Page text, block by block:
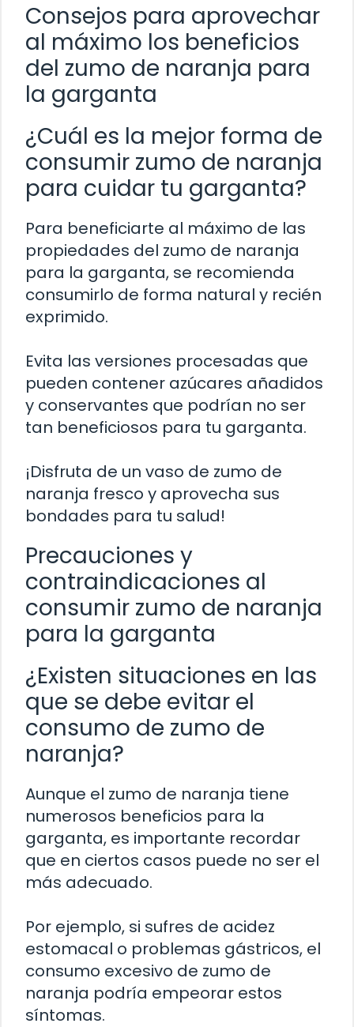
Consejos para aprovechar
al máximo los beneficios
del zumo de naranja para
la garganta
¿Cuál es la mejor forma de
consumir zumo de naranja
para cuidar tu garganta?
Para beneficiarte al máximo de las
propiedades del zumo de naranja
para la garganta, se recomienda
consumirlo de forma natural y recién
exprimido.
Evita las versiones procesadas que
pueden contener azúcares añadidos
y conservantes que podrían no ser
tan beneficiosos para tu garganta.
¡Disfruta de un vaso de zumo de
naranja fresco y aprovecha sus
bondades para tu salud!
Precauciones y
contraindicaciones al
consumir zumo de naranja
para la garganta
¿Existen situaciones en las
que se debe evitar el
consumo de zumo de
naranja?
Aunque el zumo de naranja tiene
numerosos beneficios para la
garganta, es importante recordar
que en ciertos casos puede no ser el
más adecuado.
Por ejemplo, si sufres de acidez
estomacal o problemas gástricos, el
consumo excesivo de zumo de
naranja podría empeorar estos
síntomas.